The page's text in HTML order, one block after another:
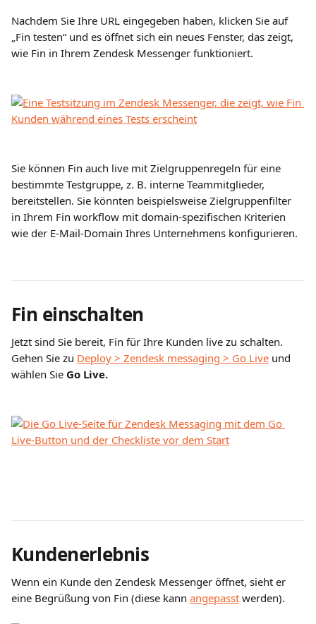
Nachdem Sie Ihre URL eingegeben haben, klicken Sie auf
„Fin testen“ und es öffnet sich ein neues Fenster, das zeigt,
wie Fin in Ihrem Zendesk Messenger funktioniert.
Sie können Fin auch live mit Zielgruppenregeln für eine
bestimmte Testgruppe, z. B. interne Teammitglieder,
bereitstellen. Sie könnten beispielsweise Zielgruppenfilter
in Ihrem Fin workflow mit domain-spezifischen Kriterien
wie der E-Mail-Domain Ihres Unternehmens konfigurieren.
Fin einschalten
Jetzt sind Sie bereit, Fin für Ihre Kunden live zu schalten.
Gehen Sie zu Deploy > Zendesk messaging > Go Live und
wählen Sie Go Live.
Kundenerlebnis
Wenn ein Kunde den Zendesk Messenger öffnet, sieht er
eine Begrüßung von Fin (diese kann angepasst werden).